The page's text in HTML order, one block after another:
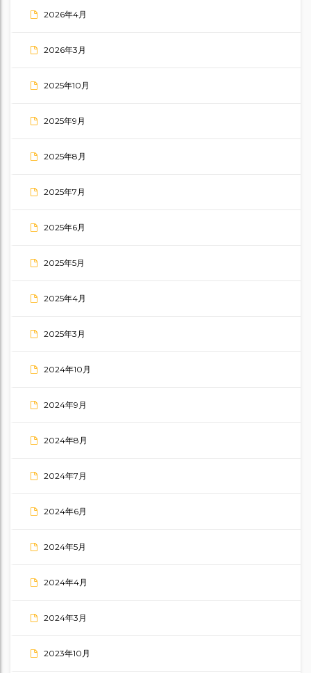
2026年4月
2026年3月
2025年10月
2025年9月
2025年8月
2025年7月
2025年6月
2025年5月
2025年4月
2025年3月
2024年10月
2024年9月
2024年8月
2024年7月
2024年6月
2024年5月
2024年4月
2024年3月
2023年10月